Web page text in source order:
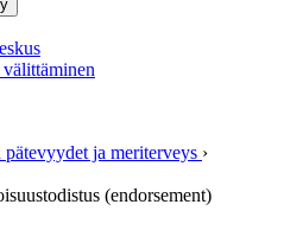
ja meriterveys ›
(endorsement)